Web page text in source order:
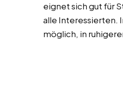
eignet sich gut für
alle Interessierten.
möglich, in